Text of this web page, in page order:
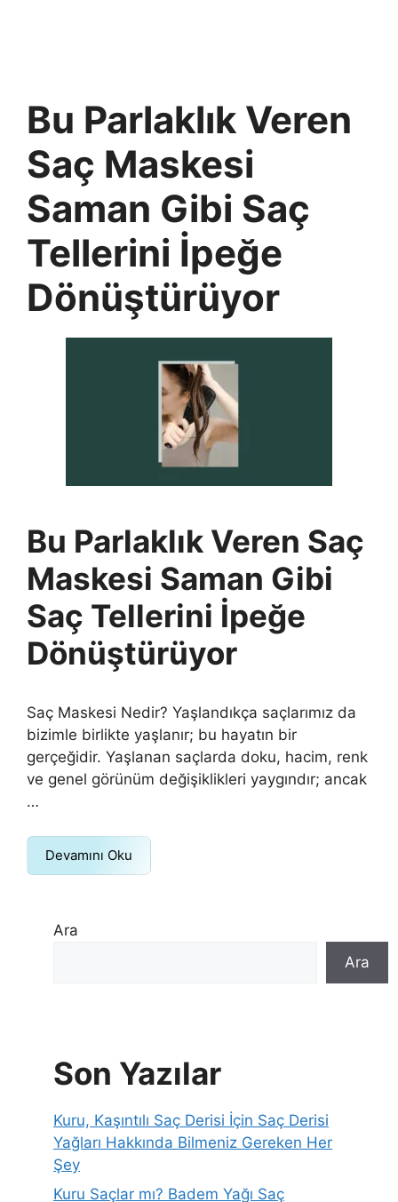
Bu Parlaklık Veren
Saç Maskesi
Saman Gibi Saç
Tellerini İpeğe
Dönüştürüyor
Bu Parlaklık Veren Saç
Maskesi Saman Gibi
Saç Tellerini İpeğe
Dönüştürüyor
Saç Maskesi Nedir? Yaşlandıkça saçlarımız da
bizimle birlikte yaşlanır; bu hayatın bir
gerçeğidir. Yaşlanan saçlarda doku, hacim, renk
ve genel görünüm değişiklikleri yaygındır; ancak
…
Devamını Oku
Ara
Ara
Son Yazılar
Kuru, Kaşıntılı Saç Derisi İçin Saç Derisi
Yağları Hakkında Bilmeniz Gereken Her
Şey
Kuru Saçlar mı? Badem Yağı Saç